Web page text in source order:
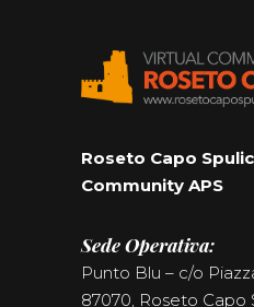
Roseto Capo
Community APS
Sede Operativa:
Punto Blu – c/o
87070, Roseto Capo